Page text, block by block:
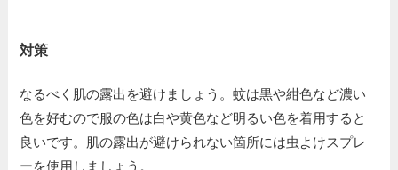
対策
なるべく肌の露出を避けましょう。蚊は黒や紺色など濃い
色を好むので服の色は白や黄色など明るい色を着用すると
良いです。肌の露出が避けられない箇所には虫よけスプレ
ーを使用しましょう。